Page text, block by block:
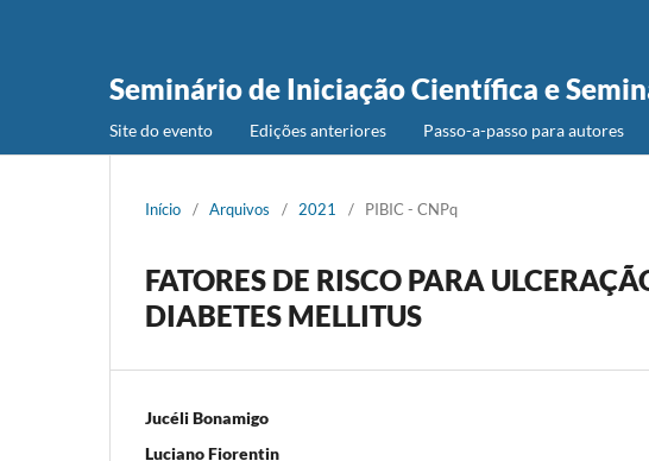
Seminário de Iniciação Científica e
Site do evento Edições anteriores Passo-a-passo para autores
Início / Arquivos / 2021 / PIBIC - CNPq
FATORES DE RISCO PARA
DIABETES MELLITUS
Jucéli Bonamigo
Luciano Fiorentin